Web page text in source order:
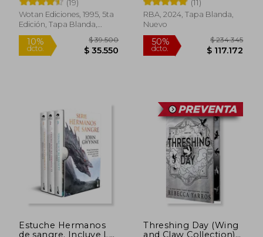
dcto. $ 75.582
40%
dcto.
(19)
Wotan Ediciones, 1995, 5ta
Edición, Tapa Blanda,
Nuevo
(11)
RBA, 2024, Tapa Blanda,
Nuevo
Estuche Hermanos
de sangre. Incluye La
Threshing Day (Wing
and Claw Collection)